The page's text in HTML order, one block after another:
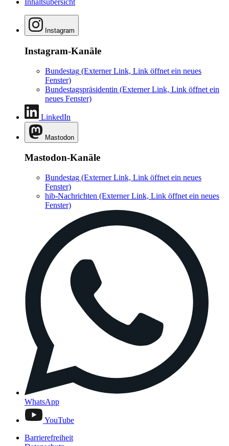
Inhaltsübersicht
Instagram
Instagram-Kanäle
Bundestag (Externer Link, Link öffnet ein neues
Fenster)
Bundestagspräsidentin (Externer Link, Link öffnet ein
neues Fenster)
LinkedIn
Mastodon
Mastodon-Kanäle
Bundestag (Externer Link, Link öffnet ein neues
Fenster)
hib-Nachrichten (Externer Link, Link öffnet ein neues
Fenster)
WhatsApp
YouTube
Barrierefreiheit